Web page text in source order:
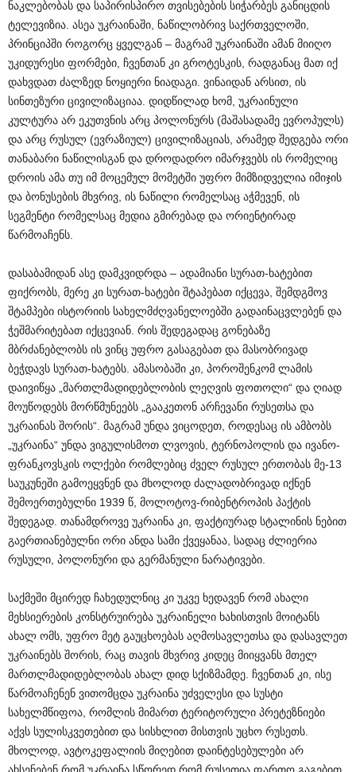
ნაკლებობას და საპირისპირო თვისებების სიჭარბეს განიცდის
ტელევიზია. ასეა უკრაინაში, ნაწილობრივ საქრთველოში,
პრინციპში როგორც ყველგან – მაგრამ უკრაინაში ამან მიიღო
უკიდურესი ფორმები, ჩვენთან კი გროტესკის, რადგანაც მათ იქ
დახვდათ ძალზედ ნოყიერი ნიადაგი. ვინაიდან არსით, ის
სინთეზური ცივილიზაციაა. დიდწილად ხომ, უკრაინული
კულტურა არ ეკუთვნის არც პოლონურს (მაშასადამე ევროპულს)
და არც რუსულ (ევრაზიულ) ცივილიზაციას, არამედ შედგება ორი
თანაბარი ნაწილისგან და დროდადრო იმარჯვებს ის რომელიც
დროის ამა თუ იმ მოცემულ მომეტში უფრო მიმზიდველია იმიჯის
და ბონუსების მხვრივ, ის ნაწილი რომელსაც აჭმევენ, ის
სეგმენტი რომელსაც მედია გმირებად და ორიენტირად
წარმოაჩენს.
დასაბამიდან ასე დამკვიდრდა – ადამიანი სურათ-ხატებით
ფიქრობს, მერე კი სურათ-ხატები შტაპებათ იქცევა, შემდგმოვ
შტამპები ისტორიის სახელმძღვანელოებში გადაინაცვლებენ და
ჭეშმარიტებათ იქცევიან. რის შედეგადაც გონებაზე
მბრძანებლობს ის ვინც უფრო გასაგებათ და მასობრივად
ბეჭდავს სურათ-ხატებს. ამასობაში კი, პოროშენკომ ლამის
დაივიწყა „მართლმადიდებლობის ლეღვის ფოთოლი“ და ღიად
მოუწოდებს მორწმუნეებს „გააკეთონ არჩევანი რუსეთსა და
უკრაინას შორის“. მაგრამ უნდა ვიცოდეთ, როდესაც ის ამბობს
„უკრაინა“ უნდა ვიგულისმოთ ლვოვის, ტერნოპოლის და ივანო-
ფრანკოვსკის ოლქები რომლებიც ძველ რუსულ ერთობას მე-13
საუკუნეში გამოეყვნენ და მხოლოდ ძალადობრივად იქნენ
შემოერთებულნი 1939 წ, მოლოტოვ-რიბენტროპის პაქტის
შედეგად. თანამდროვე უკრაინა კი, ფაქტიურად სტალინის ნებით
გაერთიანებულნი ორი ანდა სამი ქვეყანაა, სადაც ძლიერია
რუსული, პოლონური და გერმანული ნარატივები.
საქმეში მცირედ ჩახედულნიც კი უკვე ხედავენ რომ ახალი
მეხსიერების კონსტრუირება უკრაინელი ხახისთვის მოიტანს
ახალ ომს, უფრო მეტ გაუცხოებას აღმოსავლეთსა და დასავლეთ
უკრაინებს შორის, რაც თავის მხვრივ კიდეც მიიყვანს მთელ
მართლმადიდებლობას ახალ დიდ სქიზმამდე. ჩვენთან კი, ისე
წარმოაჩენენ ვითომცდა უკრაინა უძველესი და სუსტი
სახელმწიფოა, რომლის მიმართ ტერიტორული პრეტეზნიები
აქვს სულისკვეთებით და სისხლით მისთვის უცხო რუსეთს.
მხოლოდ, ავტოკეფალიის მიღებით დაინტესებულები არ